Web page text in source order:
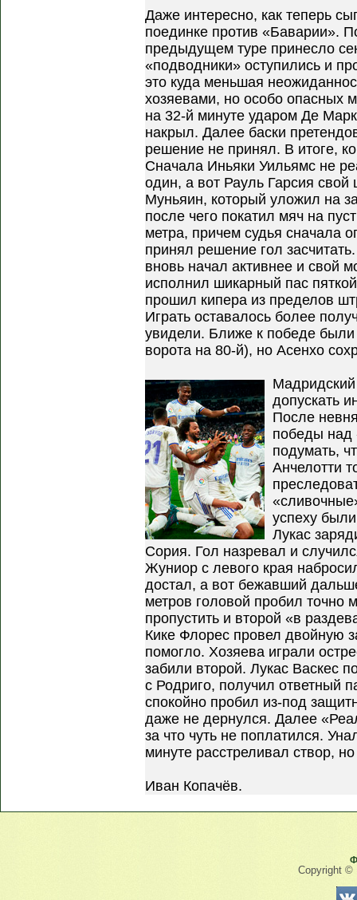
Даже интересно, как теперь
поединке против «Баварии».
предыдущем туре принесло
«подводники» оступились и
это куда меньшая
хозяевами, но особо опасных
на 32-й минуте ударом Де
накрыл. Далее баски
решение не принял. В итоге,
Сначала Иньяки Уильямс не
один, а вот Рауль Гарсия
Муньяин, который уложил на
после чего покатил мяч на
метра, причем судья сначала
принял решение гол
вновь начал активнее и свой
исполнил шикарный пас
прошил кипера из пределов
Играть оставалось более
увидели. Ближе к победе были
ворота на 80-й), но Асенхо
допускать
После
победы над
подумать,
Анчелотти
успеху
Лукас
Сория. Гол назревал и
Жуниор с левого края
достал, а вот бежавший
метров головой пробил точно
пропустить и второй «в
Кике Флорес провел двойную
помогло. Хозяева играли
забили второй. Лукас Васкес
с Родриго, получил ответный
спокойно пробил из-под
даже не дернулся. Далее
за что чуть не поплатился.
минуте расстреливал створ,
Иван Копачёв.
Copyright ©